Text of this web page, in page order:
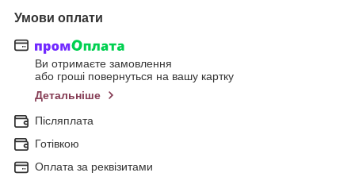
Умови оплати
Ви отримаєте замовлення
або гроші повернуться на вашу картку
Детальніше
Післяплата
Готівкою
Оплата за реквізитами